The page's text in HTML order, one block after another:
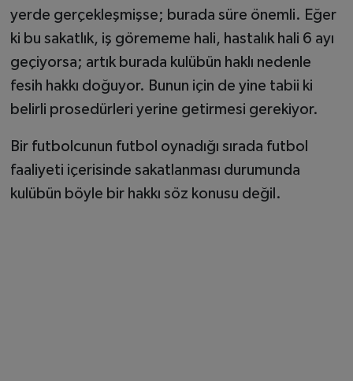
yerde gerçekleşmişse; burada süre önemli. Eğer
ki bu sakatlık, iş görememe hali, hastalık hali 6 ayı
geçiyorsa; artık burada kulübün haklı nedenle
fesih hakkı doğuyor. Bunun için de yine tabii ki
belirli prosedürleri yerine getirmesi gerekiyor.
Bir futbolcunun futbol oynadığı sırada futbol
faaliyeti içerisinde sakatlanması durumunda
kulübün böyle bir hakkı söz konusu değil.